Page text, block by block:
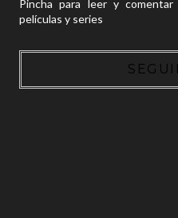
Pincha para leer y
películas y series